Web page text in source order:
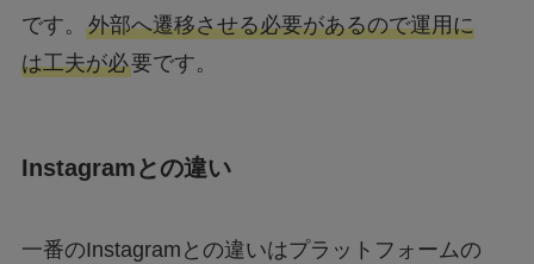
です。 外部へ遷移させる必要があるので運用に
は工夫が必要です。
Instagramとの違い
一番のInstagramとの違いはプラットフォームの